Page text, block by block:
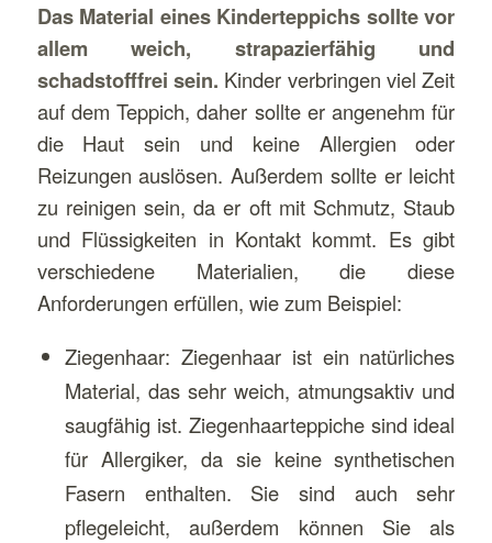
Das Material eines Kinderteppichs sollte vor
allem weich, strapazierfähig und
schadstofffrei sein. Kinder verbringen viel Zeit
auf dem Teppich, daher sollte er angenehm für
die Haut sein und keine Allergien oder
Reizungen auslösen. Außerdem sollte er leicht
zu reinigen sein, da er oft mit Schmutz, Staub
und Flüssigkeiten in Kontakt kommt. Es gibt
verschiedene Materialien, die diese
Anforderungen erfüllen, wie zum Beispiel:
Ziegenhaar: Ziegenhaar ist ein natürliches
Material, das sehr weich, atmungsaktiv und
saugfähig ist. Ziegenhaarteppiche sind ideal
für Allergiker, da sie keine synthetischen
Fasern enthalten. Sie sind auch sehr
pflegeleicht, außerdem können Sie als